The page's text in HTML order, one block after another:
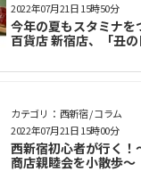
今年の夏もスタミナ
百貨店 新宿店、「丑
2022年07月21日 15時50分
カテゴリ： 西新宿 / コラム
西新宿初心者が行く
商店親睦会を小散歩～
2022年07月21日 15時00分